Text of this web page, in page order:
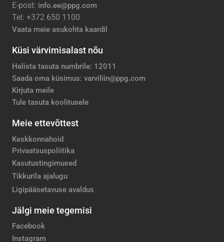
E-post: info.ee@ppg.com
Tel: +372 650 1100
Vaata meie asukohta kaardil
Küsi värvimisalast nõu
Helista tasuta numbrile: 12011
Saada oma küsimus: varviliin@ppg.com
Kirjuta meile
Tule tasuta koolitusele
Meie ettevõttest
Keskkonnahoid
Privaatsuspoliitika
Kasutustingimused
Tikkurila ajalugu
Ligipääsetavuse avaldus
Jälgi meie tegemisi
Facebook
Instagram